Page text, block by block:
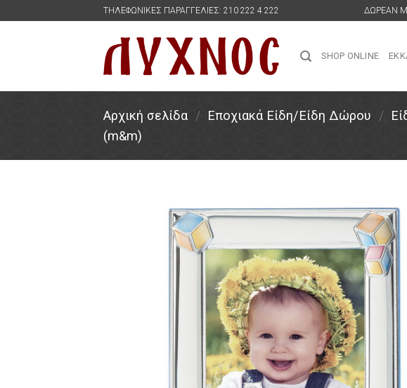
ΤΗΛΕΦΩΝΙΚΕΣ ΠΑΡΑΓΓΕΛΙΕΣ: 210 222 4 222 ΔΩΡΕΑΝ
SHOP ONLINE
Αρχική σελίδα / Εποχιακά Είδη/Είδη Δώρου /
(m&m)